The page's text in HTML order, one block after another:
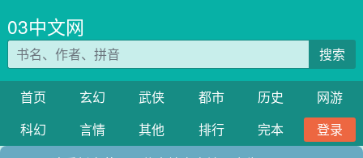
03中文网
搜索
首页 玄幻 武侠 都市 历史
网游
科幻
言情 其他 排行 完本
登录